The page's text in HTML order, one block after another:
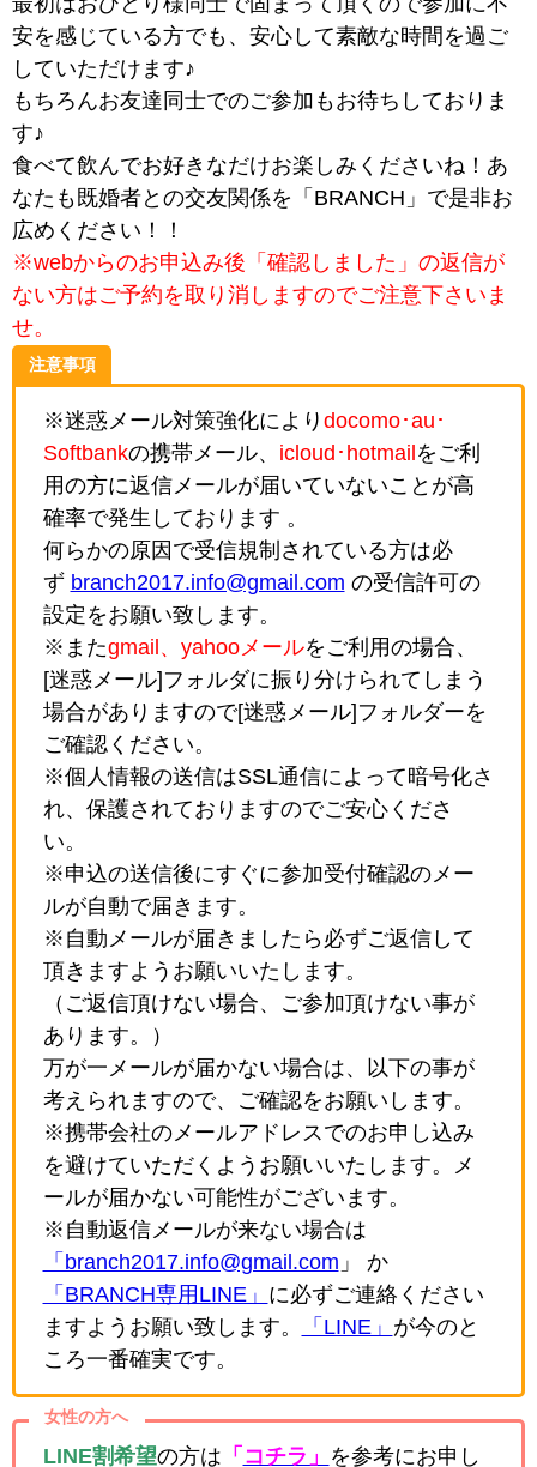
安を感じている方でも、安心して素敵な時間を過ご
していただけます♪
もちろんお友達同士でのご参加もお待ちしておりま
す♪
食べて飲んでお好きなだけお楽しみくださいね！あ
なたも既婚者との交友関係を「BRANCH」で是非お
広めください！！
※webからのお申込み後「確認しました」の返信が
ない方はご予約を取り消しますのでご注意下さいま
せ。
注意事項
※迷惑メール対策強化により docomo･au･
Softbankの携帯メール、 icloud･hotmail をご利
用の方に返信メールが届いていないことが高
確率で発生しております 。
何らかの原因で受信規制されている方は必
ず branch2017.info@gmail.com の受信許可の
設定をお願い致します。
※またgmail、yahooメールをご利用の場合、
[迷惑メール]フォルダに振り分けられてしまう
場合がありますので[迷惑メール]フォルダーを
ご確認ください。
※個人情報の送信はSSL通信によって暗号化さ
れ、保護されておりますのでご安心くださ
い。
※申込の送信後にすぐに参加受付確認のメー
ルが自動で届きます。
※自動メールが届きましたら必ずご返信して
頂きますようお願いいたします。
（ご返信頂けない場合、ご参加頂けない事が
あります。）
万が一メールが届かない場合は、以下の事が
考えられますので、ご確認をお願いします。
※携帯会社のメールアドレスでのお申し込み
を避けていただくようお願いいたします。メ
ールが届かない可能性がございます。
※自動返信メールが来ない場合は
「branch2017.info@gmail.com 」 か
「BRANCH専用LINE」 に必ずご連絡ください
ますようお願い致します。
「LINE」 が今のと
ころ一番確実です。
女性の方へ
LINE割希望の方は 「 コチラ」
を参考にお申し